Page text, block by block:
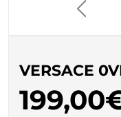
VERSACE